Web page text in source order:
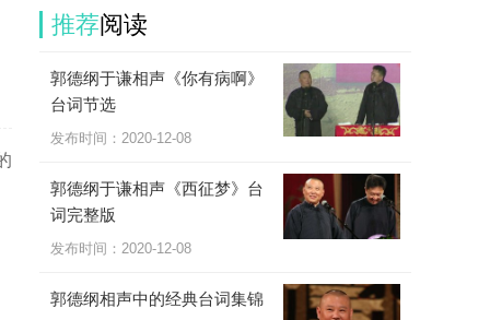
推荐阅读
郭德纲于谦相声《你有病啊》
台词节选
发布时间： 2020-12-08
郭德纲于谦相声《西征梦》台
词完整版
发布时间： 2020-12-08
郭德纲相声中的经典台词集锦